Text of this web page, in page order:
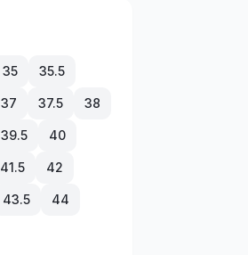
35 35.5
37 37.5 38
39.5 40
41.5 42
43.5 44